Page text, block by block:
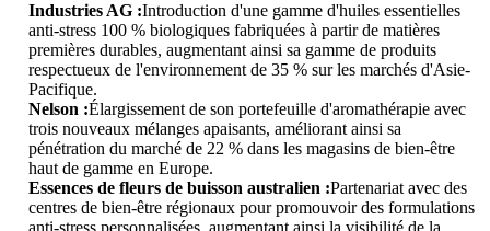
Industries AG :Introduction d'une gamme d'huiles essentielles
anti-stress 100 % biologiques fabriquées à partir de matières
premières durables, augmentant ainsi sa gamme de produits
respectueux de l'environnement de 35 % sur les marchés d'Asie-
Pacifique.
Nelson :Élargissement de son portefeuille d'aromathérapie avec
trois nouveaux mélanges apaisants, améliorant ainsi sa
pénétration du marché de 22 % dans les magasins de bien-être
haut de gamme en Europe.
Essences de fleurs de buisson australien :Partenariat avec des
centres de bien-être régionaux pour promouvoir des formulations
anti-stress personnalisées, augmentant ainsi la visibilité de la